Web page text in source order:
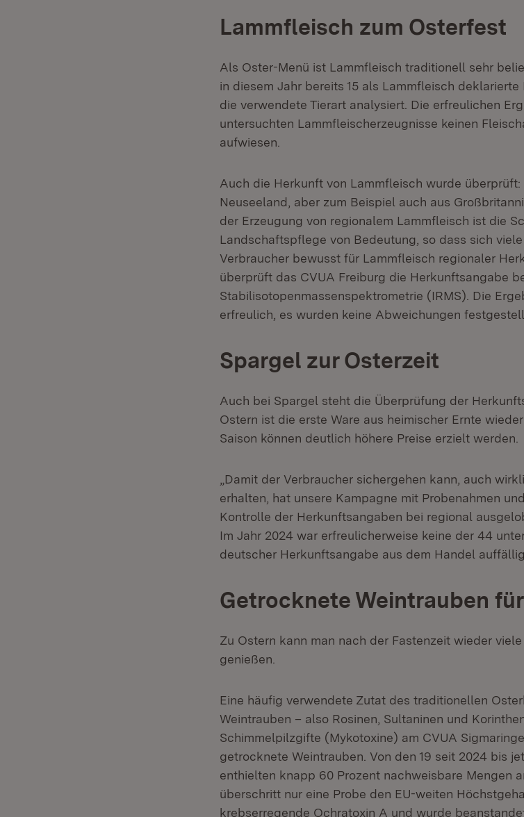
Lammfleisch zum Osterfest
Als Oster-Menü ist Lammfleisch traditionell sehr
in diesem Jahr bereits 15 als Lammfleisch
die verwendete Tierart analysiert. Die erfreulichen
untersuchten Lammfleischerzeugnisse keinen
aufwiesen.
Auch die Herkunft von Lammfleisch wurde
Neuseeland, aber zum Beispiel auch aus
der Erzeugung von regionalem Lammfleisch ist die
Landschaftspflege von Bedeutung, so dass sich
Verbraucher bewusst für Lammfleisch regionaler
überprüft das CVUA Freiburg die Herkunftsangabe
Stabilisotopenmassenspektrometrie (IRMS). Die
erfreulich, es wurden keine Abweichungen
Spargel zur Osterzeit
Auch bei Spargel steht die Überprüfung der
Ostern ist die erste Ware aus heimischer Ernte
Saison können deutlich höhere Preise erzielt werden.
„Damit der Verbraucher sichergehen kann, auch
erhalten, hat unsere Kampagne mit Probenahmen
Kontrolle der Herkunftsangaben bei regional
Im Jahr 2024 war erfreulicherweise keine der 44
deutscher Herkunftsangabe aus dem Handel
Getrocknete Weintrauben
Zu Ostern kann man nach der Fastenzeit wieder
genießen.
Eine häufig verwendete Zutat des traditionellen
Weintrauben – also Rosinen, Sultaninen und
Schimmelpilzgifte (Mykotoxine) am CVUA
getrocknete Weintrauben. Von den 19 seit 2024 bis
enthielten knapp 60 Prozent nachweisbare Mengen
überschritt nur eine Probe den EU-weiten
krebserregende Ochratoxin A und wurde